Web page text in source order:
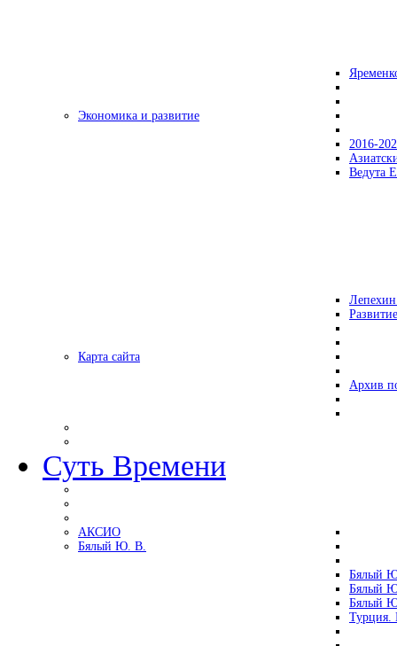
Экономика и развитие
2016-
Ведута
Карта сайта
Архив
Суть Времени
АКСИО
Бялый Ю. В.
Бялый
Бялый
Бялый
Турция.